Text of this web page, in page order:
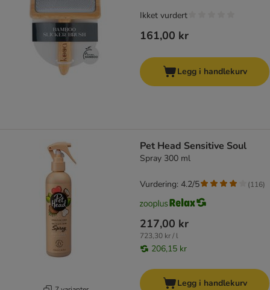
161,00 kr
Ikket vurdert
Legg i handlekurv
Pet Head Sensitive Soul
Spray 300 ml
217,00 kr
723,30 kr / l
206,15 kr
Vurdering: 4.2/5 (116)
Legg i handlekurv